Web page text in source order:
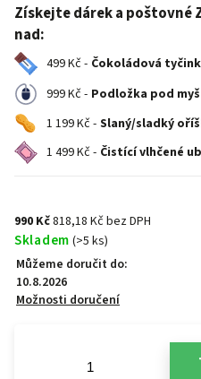
Získejte dárek a poštovné
nad:
499 Kč - Čokoládová
999 Kč - Podložka pod myš
1 199 Kč - Slaný/sladký
1 499 Kč - Čistící vlhčené
990 Kč818,18 Kč bez DPH
Skladem (>5 ks)
Můžeme doručit do:
10.8.2026
Možnosti doručení